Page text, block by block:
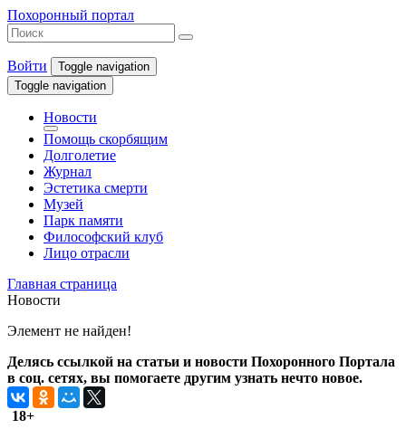
Похоронный портал
Войти
Toggle navigation
Toggle navigation
Новости
Помощь скорбящим
Долголетие
Журнал
Эстетика смерти
Музей
Парк памяти
Философский клуб
Лицо отрасли
Главная страница
Новости
Элемент не найден!
Делясь ссылкой на статьи и новости Похоронного Портала
в соц. сетях, вы помогаете другим узнать нечто новое.
18+